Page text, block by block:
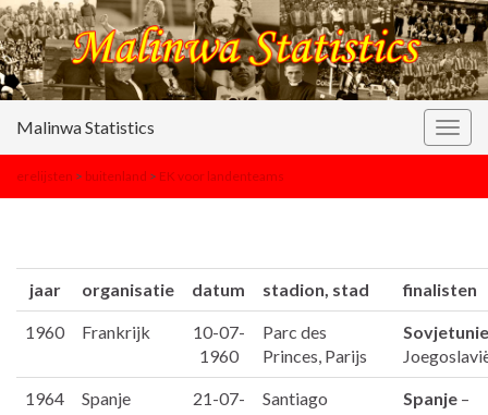
Malinwa Statistics
erelijsten > buitenland > EK voor landenteams
jaar organisatie datum stadion, stad finalisten
1960 Frankrijk
10-07-
1960
Parc des
Princes, Parijs
Sovjetunie
1964 Spanje
21-07-
Santiago
Spanje –